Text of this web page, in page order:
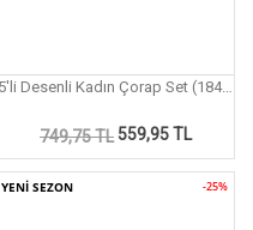
5'li Desenli Kadın Çorap Set (184P)
749,75 TL 559,95 TL
YENİ SEZON -25%